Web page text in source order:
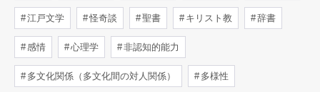
江戸文学 怪奇談 聖書 キリスト教 辞書
感情 心理学 非認知的能力
多文化関係（多文化間の対人関係） 多様性